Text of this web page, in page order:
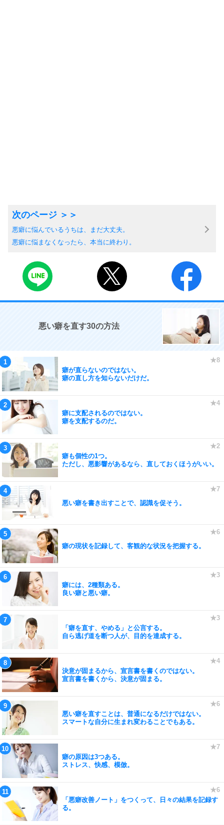
悪癖に悩んでいるうちは、まだ大丈夫。
悪癖に悩まなくなったら、本当に終わり。
悪い癖を直す30の方法
癖が直らないのではない。
癖の直し方を知らないだけだ。
癖に支配されるのではない。
癖を支配するのだ。
癖も個性の1つ。
ただし、悪影響があるなら、直しておくほうがいい。
悪い癖を書き出すことで、認識を促そう。
癖の現状を記録して、客観的な状況を把握する。
癖には、2種類ある。
良い癖と悪い癖。
「癖を直す、やめる」と公言する。
自ら逃げ道を断つ人が、目的を達成する。
決意が固まるから、宣言書を書くのではない。
宣言書を書くから、決意が固まる。
悪い癖を直すことは、普通になるだけではない。
スマートな自分に生まれ変わることでもある。
癖の原因は3つある。
ストレス、快感、模倣。
「悪癖改善ノート」をつくって、日々の結果を記録す
る。